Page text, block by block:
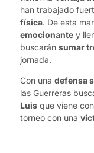
han trabajado
física. De esta
emocionante y
buscarán sumar
jornada.
Con una defensa
las Guerreras
Luis que viene
torneo con una